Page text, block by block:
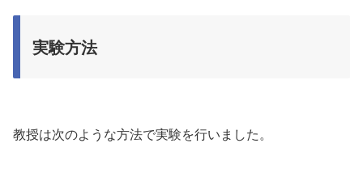
実験方法
教授は次のような方法で実験を行いました。